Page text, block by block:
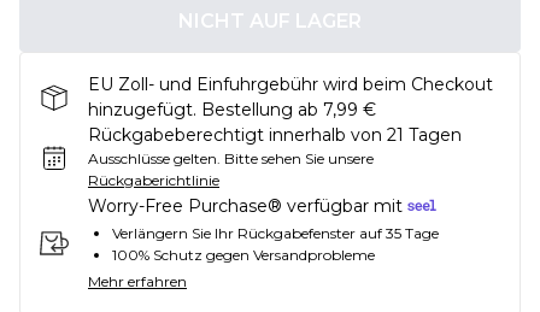
NICHT AUF LAGER
EU Zoll- und Einfuhrgebühr wird beim Checkout
hinzugefügt. Bestellung ab 7,99 €
Rückgabeberechtigt innerhalb von 21 Tagen
Ausschlüsse gelten. Bitte sehen Sie unsere
Rückgaberichtlinie
Worry-Free Purchase® verfügbar mit
Verlängern Sie Ihr Rückgabefenster auf 35 Tage
100% Schutz gegen Versandprobleme
Mehr erfahren